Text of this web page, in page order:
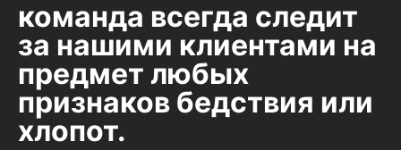
команда всегда следит
за нашими клиентами на
предмет любых
признаков бедствия или
хлопот.